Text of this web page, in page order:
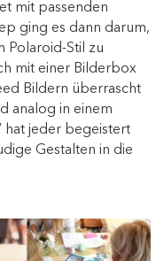
mit passenden
ging es dann darum,
Polaroid-Stil zu
mit einer Bilderbox
Bildern überrascht
analog in einem
hat jeder begeistert
Gestalten in die